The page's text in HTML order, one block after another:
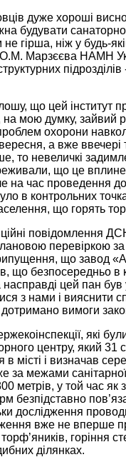
дуже хороші
будувати
гірша, ніж у будь-
О.М. Марзєєва НАМН
що цей інститут
мою думку, зайвий
охорони
а вже
то невеличкі
що це
на час проведення
в контрольних
що горять
повідомлення
перевіркою
що завод
що безпосередньо
цей пан був
з нами і вияснити
вимоги
які
центру, який
місті і визначав
межами
метрів, у той час
безпідставно
дослідження
вже не вперше
горіння
ділянках.